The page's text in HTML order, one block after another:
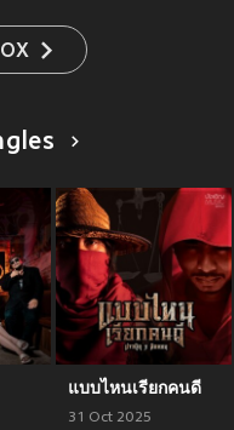
แบบไหนเรียกคนดี
31 Oct 2025